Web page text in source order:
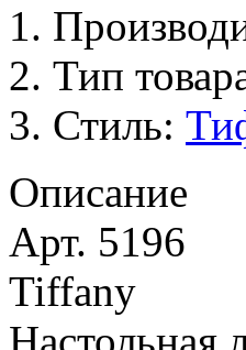
Тип
Стиль:
Описание
Арт. 5196
Tiffany
Настольная